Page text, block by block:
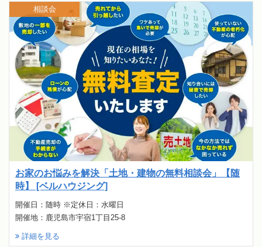
お家のお悩みを解決「土地・建物の無料相談会」【随
時】 [ベルハウジング]
開催日：随時 ※定休日：水曜日
開催地：鹿児島市宇宿1丁目25-8
詳細を見る
相談会